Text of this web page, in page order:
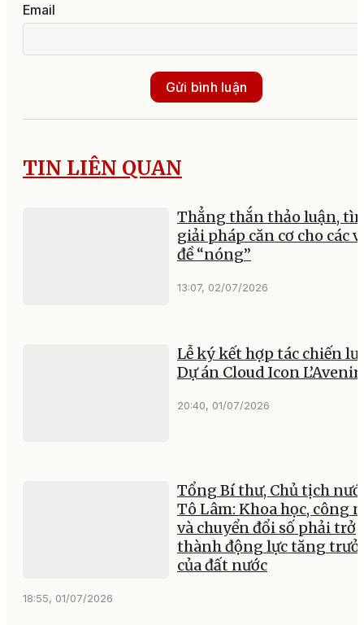
Email
Gửi bình luận
TIN LIÊN QUAN
Thẳng thắn thảo luận,
giải pháp căn cơ cho các
đề “nóng”
13:07, 02/07/2026
Lễ ký kết hợp tác chiến
Dự án Cloud Icon L’Avenir
20:40, 01/07/2026
Tổng Bí thư, Chủ tịch
Tô Lâm: Khoa học, công
và chuyển đổi số phải trở
thành động lực tăng
của đất nước
18:55, 01/07/2026